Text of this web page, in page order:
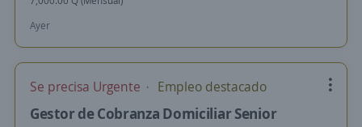
Ayer
Se precisa Urgente Empleo destacado
Gestor de Cobranza Domiciliar Senior